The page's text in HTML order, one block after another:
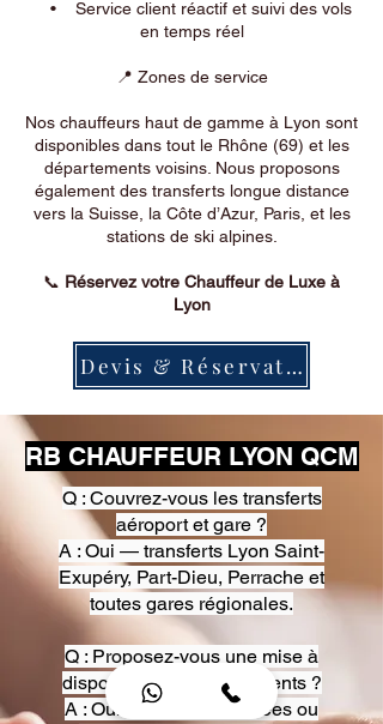
• Service client réactif et suivi des vols
en temps réel
📍 Zones de service
Nos chauffeurs haut de gamme à Lyon sont
disponibles dans tout le Rhône (69) et les
départements voisins. Nous proposons
également des transferts longue distance
vers la Suisse, la Côte d’Azur, Paris, et les
stations de ski alpines.
📞 Réservez votre Chauffeur de Luxe à
Lyon
Devis & Réservation
RB CHAUFFEUR LYON QCM
Q : Couvrez-vous les transferts
aéroport et gare ?
A : Oui — transferts Lyon Saint-
Exupéry, Part-Dieu, Perrache et
toutes gares régionales.
Q : Proposez-vous une mise à
disposition pour événements ?
A : Oui — heures, journées ou